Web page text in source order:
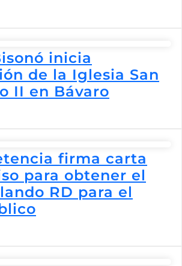
inicia
de la Iglesia San
II en Bávaro
firma carta
para obtener el
RD para el